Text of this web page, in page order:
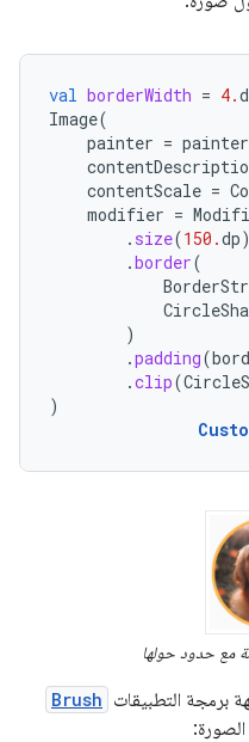
val borderWidth = 4.
Image(
painter =
contentScale =
modifier =
. size(150.dp)
.border(
)
.padding(
.clip(
)
مع حدود حولها
برمجة التطبيقات Brush